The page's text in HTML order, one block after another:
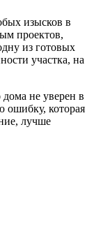
изысков в
проектов,
из готовых
участка, на
не уверен в
ошибку, которая
лучше